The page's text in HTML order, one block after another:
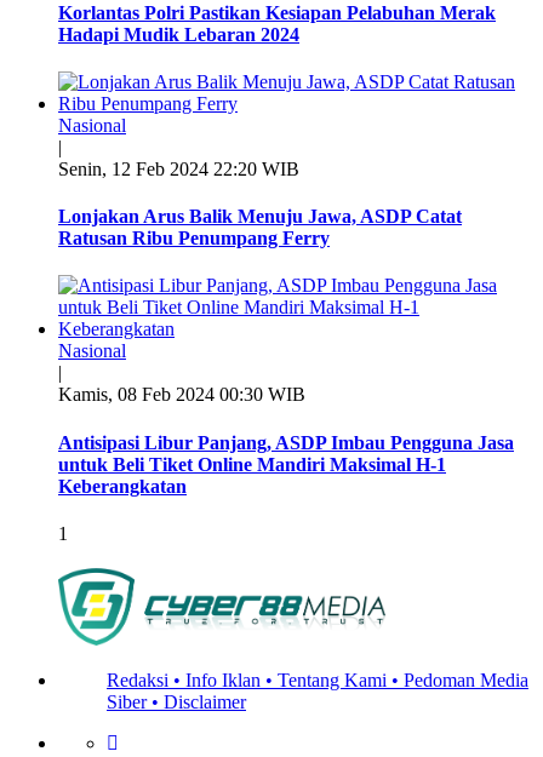
Korlantas Polri Pastikan Kesiapan Pelabuhan Merak
Hadapi Mudik Lebaran 2024
Nasional
|
Senin, 12 Feb 2024 22:20 WIB
Lonjakan Arus Balik Menuju Jawa, ASDP Catat
Ratusan Ribu Penumpang Ferry
Nasional
|
Kamis, 08 Feb 2024 00:30 WIB
Antisipasi Libur Panjang, ASDP Imbau Pengguna Jasa
untuk Beli Tiket Online Mandiri Maksimal H-1
Keberangkatan
1
Redaksi • Info Iklan • Tentang Kami • Pedoman Media
Siber • Disclaimer